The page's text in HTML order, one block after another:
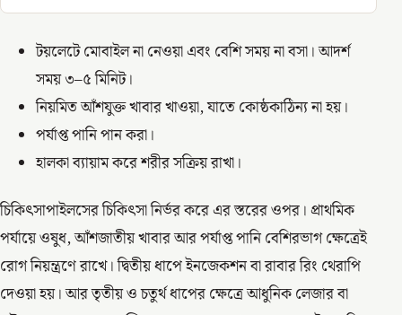
টয়লেটে মোবাইল না নেওয়া এবং বেশি সময় না বসা। আদর্শ
সময় ৩–৫ মিনিট।
নিয়মিত আঁশযুক্ত খাবার খাওয়া, যাতে কোষ্ঠকাঠিন্য না হয়।
পর্যাপ্ত পানি পান করা।
হালকা ব্যায়াম করে শরীর সক্রিয় রাখা।
চিকিৎসাপাইলসের চিকিৎসা নির্ভর করে এর স্তরের ওপর। প্রাথমিক
পর্যায়ে ওষুধ, আঁশজাতীয় খাবার আর পর্যাপ্ত পানি বেশিরভাগ ক্ষেত্রেই
রোগ নিয়ন্ত্রণে রাখে। দ্বিতীয় ধাপে ইনজেকশন বা রাবার রিং থেরাপি
দেওয়া হয়। আর তৃতীয় ও চতুর্থ ধাপের ক্ষেত্রে আধুনিক লেজার বা